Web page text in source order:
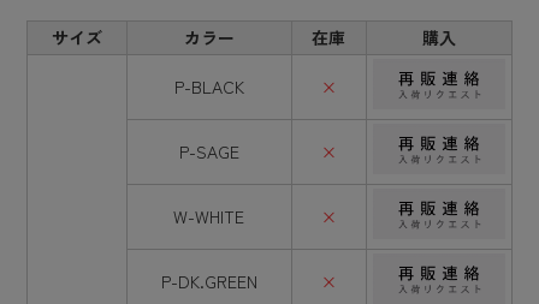
サイズ カラー 在庫 購入
P-BLACK ×
P-SAGE ×
W-WHITE ×
P-DK.GREEN ×